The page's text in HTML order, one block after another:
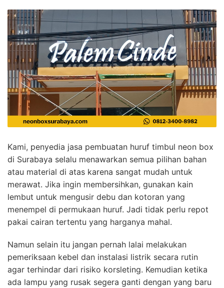
Kami, penyedia jasa pembuatan huruf timbul neon box
di Surabaya selalu menawarkan semua pilihan bahan
atau material di atas karena sangat mudah untuk
merawat. Jika ingin membersihkan, gunakan kain
lembut untuk mengusir debu dan kotoran yang
menempel di permukaan huruf. Jadi tidak perlu repot
pakai cairan tertentu yang harganya mahal.
Namun selain itu jangan pernah lalai melakukan
pemeriksaan kebel dan instalasi listrik secara rutin
agar terhindar dari risiko korsleting. Kemudian ketika
ada lampu yang rusak segera ganti dengan yang baru